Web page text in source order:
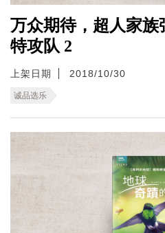
万众期待，超人家
特攻队 2
上架日期 2018/10/30
诚品选乐